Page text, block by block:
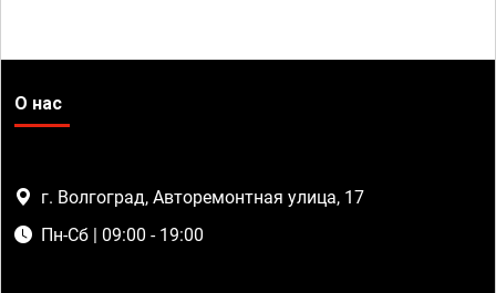
О нас
г. Волгоград, Авторемонтная улица, 17
Пн-Сб | 09:00 - 19:00